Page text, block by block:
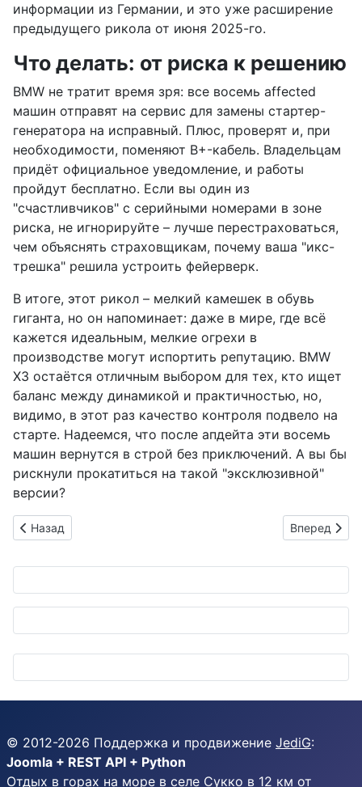
информации из Германии, и это уже расширение
предыдущего рикола от июня 2025-го.
Что делать: от риска к решению
BMW не тратит время зря: все восемь affected
машин отправят на сервис для замены стартер-
генератора на исправный. Плюс, проверят и, при
необходимости, поменяют B+-кабель. Владельцам
придёт официальное уведомление, и работы
пройдут бесплатно. Если вы один из
"счастливчиков" с серийными номерами в зоне
риска, не игнорируйте – лучше перестраховаться,
чем объяснять страховщикам, почему ваша "икс-
трешка" решила устроить фейерверк.
В итоге, этот рикол – мелкий камешек в обувь
гиганта, но он напоминает: даже в мире, где всё
кажется идеальным, мелкие огрехи в
производстве могут испортить репутацию. BMW
X3 остаётся отличным выбором для тех, кто ищет
баланс между динамикой и практичностью, но,
видимо, в этот раз качество контроля подвело на
старте. Надеемся, что после апдейта эти восемь
машин вернутся в строй без приключений. А вы бы
рискнули прокатиться на такой "эксклюзивной"
версии?
Предыдущий: WHILL Model C2: электрическая революция
Назад Следующий:
Вперед
© 2012-2026 Поддержка и продвижение JediG:
Joomla + REST API + Python
Отдых в горах на море в селе Сукко в 12 км от